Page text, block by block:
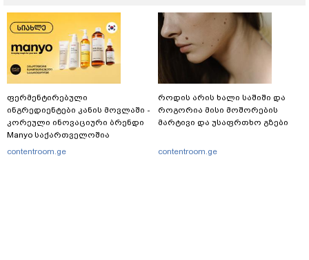
ფერმენტირებული
ინგრედიენტები კანის მოვლაში -
კორეული ინოვაციური ბრენდი
Manyo საქართველოშია
contentroom.ge
როდის არის ხალი საშიში და
როგორია მისი მოშორების
მარტივი და უსაფრთხო გზები
contentroom.ge